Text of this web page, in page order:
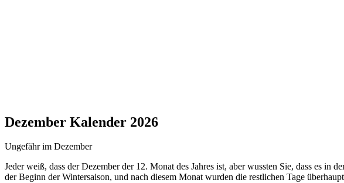
Dezember Kalender 2026
Ungefähr im Dezember
Jeder weiß, dass der Dezember der 12. Monat des Jahres ist, aber wussten Sie, dass es in
der Beginn der Wintersaison, und nach diesem Monat wurden die restlichen Tage